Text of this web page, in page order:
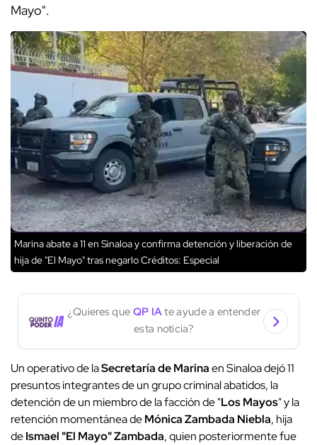
Mayo".
Marina abate a 11 en Sinaloa y confirma detención y liberación de
hija de "El Mayo" tras negarloCréditos: Especial
¿Quieres que QP IAte ayude a entender
esta noticia?
Un operativo de laSecretaría de Marinaen Sinaloa dejó 11
presuntos integrantes de un grupo criminal abatidos, la
detención de un miembro de la facción de "Los Mayos" y la
retención momentánea deMónica Zambada Niebla, hija
deIsmael "El Mayo" Zambada, quien posteriormente fue